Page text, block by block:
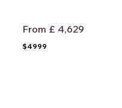
From £ 4,629
$4999